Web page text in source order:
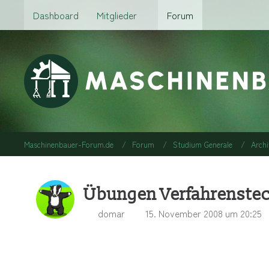
Dashboard Mitglieder Forum
Maschinenbauer-Forum.de Forum Studium Generale
Übungen
domar 15. November 2008 um 20:25